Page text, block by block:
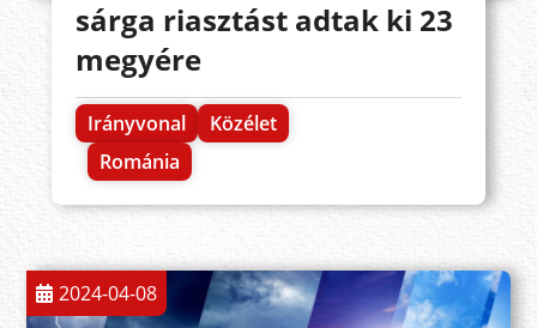
sárga riasztást adtak ki 23
megyére
Irányvonal
Közélet
Románia
2024-04-08